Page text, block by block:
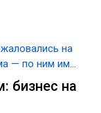
на
— по ним им
номеров и
бизнес на